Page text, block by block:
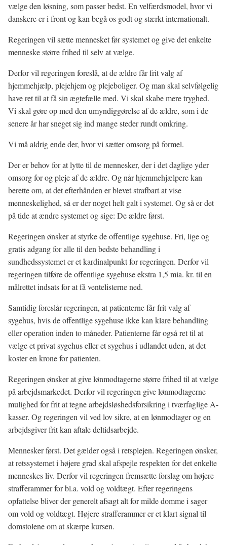
vælge den løsning, som passer bedst. En velfærdsmodel, hvor vi
danskere er i front og kan begå os godt og stærkt internationalt.
Regeringen vil sætte mennesket før systemet og give det enkelte
menneske større frihed til selv at vælge.
Derfor vil regeringen foreslå, at de ældre får frit valg af
hjemmehjælp, plejehjem og plejeboliger. Og man skal selvfølgelig
have ret til at få sin ægtefælle med. Vi skal skabe mere tryghed.
Vi skal gøre op med den umyndiggørelse af de ældre, som i de
senere år har sneget sig ind mange steder rundt omkring.
Vi må aldrig ende der, hvor vi sætter omsorg på formel.
Der er behov for at lytte til de mennesker, der i det daglige yder
omsorg for og pleje af de ældre. Og når hjemmehjælpere kan
berette om, at det efterhånden er blevet strafbart at vise
menneskelighed, så er der noget helt galt i systemet. Og så er det
på tide at ændre systemet og sige: De ældre først.
Regeringen ønsker at styrke de offentlige sygehuse. Fri, lige og
gratis adgang for alle til den bedste behandling i
sundhedssystemet er et kardinalpunkt for regeringen. Derfor vil
regeringen tilføre de offentlige sygehuse ekstra 1,5 mia. kr. til en
målrettet indsats for at få ventelisterne ned.
Samtidig foreslår regeringen, at patienterne får frit valg af
sygehus, hvis de offentlige sygehuse ikke kan klare behandling
eller operation inden to måneder. Patienterne får også ret til at
vælge et privat sygehus eller et sygehus i udlandet uden, at det
koster en krone for patienten.
Regeringen ønsker at give lønmodtagerne større frihed til at vælge
på arbejdsmarkedet. Derfor vil regeringen give lønmodtagerne
mulighed for frit at tegne arbejdsløshedsforsikring i tværfaglige A-
kasser. Og regeringen vil ved lov sikre, at en lønmodtager og en
arbejdsgiver frit kan aftale deltidsarbejde.
Mennesker først. Det gælder også i retsplejen. Regeringen ønsker,
at retssystemet i højere grad skal afspejle respekten for det enkelte
menneskes liv. Derfor vil regeringen fremsætte forslag om højere
strafferammer for bl.a. vold og voldtægt. Efter regeringens
opfattelse bliver der generelt afsagt alt for milde domme i sager
om vold og voldtægt. Højere strafferammer er et klart signal til
domstolene om at skærpe kursen.